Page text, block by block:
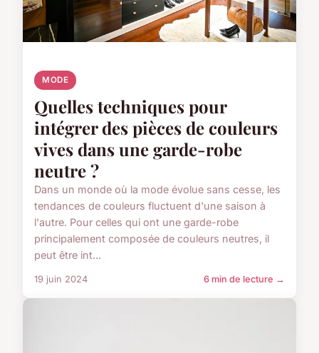
MODE
Quelles techniques pour
intégrer des pièces de couleurs
vives dans une garde-robe
neutre ?
Dans un monde où la mode évolue sans cesse, les
tendances de couleurs fluctuent d'une saison à
l'autre. Pour celles qui ont une garde-robe
principalement composée de couleurs neutres, il
peut être int...
19 juin 2024 6 min de lecture →